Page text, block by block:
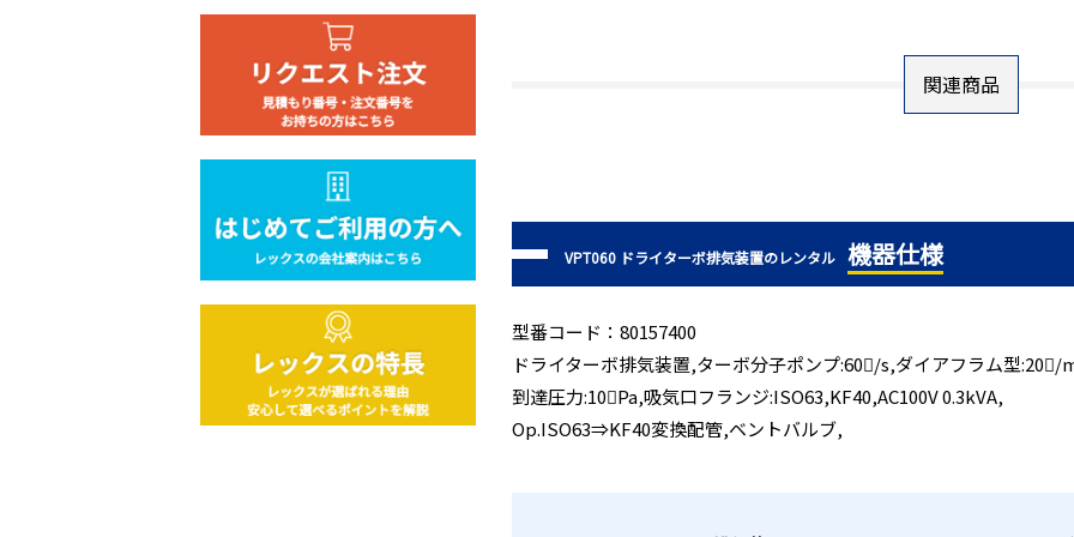
関連商品
VPT060 ドライターボ排気装置のレンタル 機器仕様
型番コード：80157400
ドライターボ排気装置,ターボ分子ポンプ:60/s,ダイアフラム型:20/
到達圧力:10Pa,吸気口フランジ:ISO63,KF40,AC100V 0.3kVA,
Op.ISO63⇒KF40変換配管,ベントバルブ,